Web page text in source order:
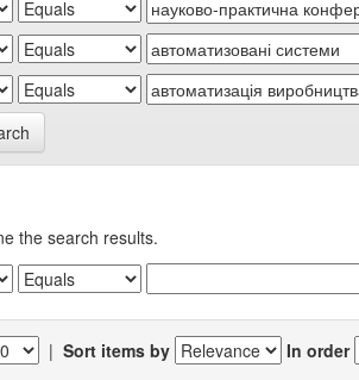
the search results.
| Sort items by In order